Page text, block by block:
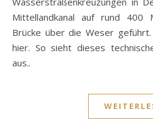
Mittellandkanal auf rund 400
Brücke über die Weser
hier. So sieht dieses
aus..